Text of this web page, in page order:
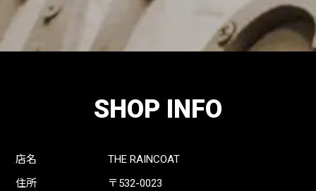
SHOP INFO
店名
THE RAINCOAT
住所
〒532-0023